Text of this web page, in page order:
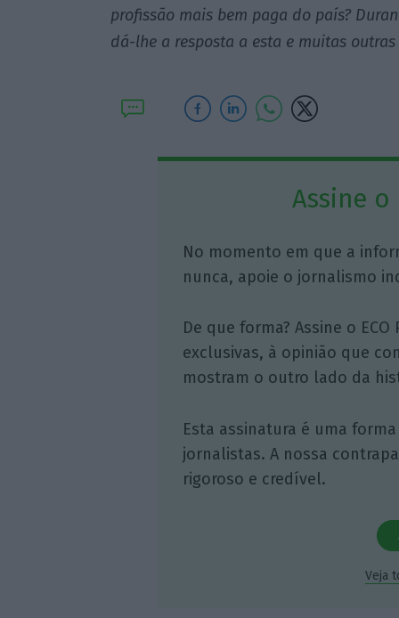
profissão mais bem paga do país?
dá-lhe a resposta a esta e muitas outras
Assine o
No momento em que a
nunca, apoie o jornalismo
De que forma? Assine o
exclusivas, à opinião que
mostram o outro lado da
Esta assinatura é uma
jornalistas. A nossa
rigoroso e credível.
Veja